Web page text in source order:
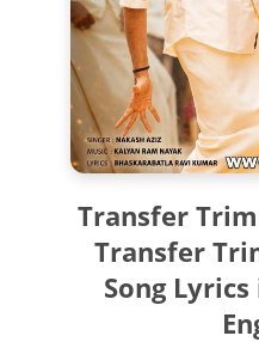
Transfer
Transfer
Song